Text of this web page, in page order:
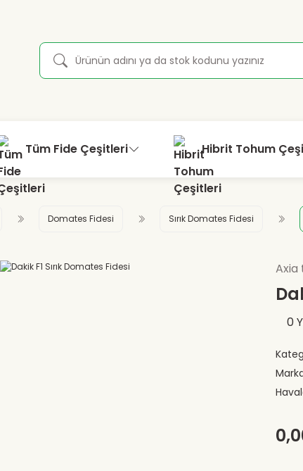
Tüm Fide Çeşitleri Hibrit Tohum
Domates Fidesi Sırık Domates Fidesi
Axia
0